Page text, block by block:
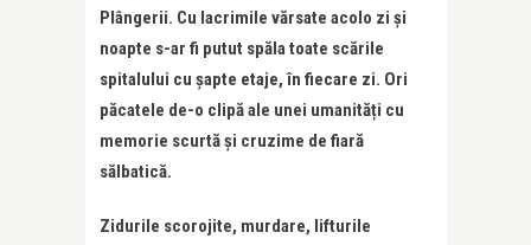
Plângerii. Cu lacrimile vărsate acolo zi și
noapte s-ar fi putut spăla toate scările
spitalului cu șapte etaje, în fiecare zi. Ori
păcatele de-o clipă ale unei umanități cu
memorie scurtă și cruzime de fiară
sălbatică.
Zidurile scorojite, murdare, lifturile